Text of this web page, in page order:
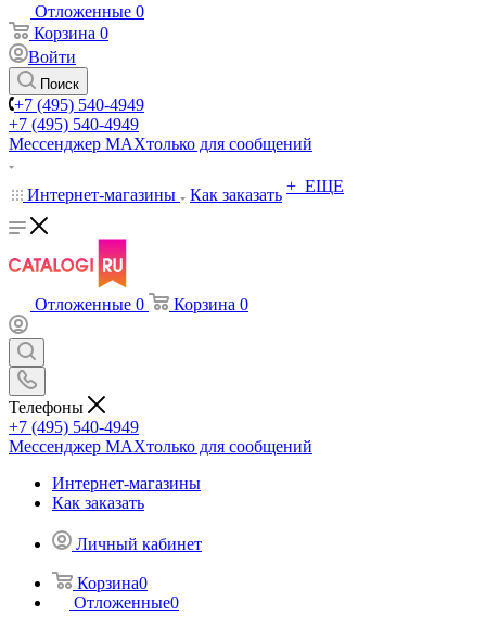
Отложенные 0
Корзина 0
Войти
Поиск
+7 (495) 540-4949
+7 (495) 540-4949
Мессенджер МАХтолько для сообщений
Интернет-магазины Как заказать + ЕЩЕ
Отложенные 0 Корзина 0
Телефоны
+7 (495) 540-4949
Мессенджер МАХтолько для сообщений
Интернет-магазины
Как заказать
Личный кабинет
Корзина0
Отложенные0